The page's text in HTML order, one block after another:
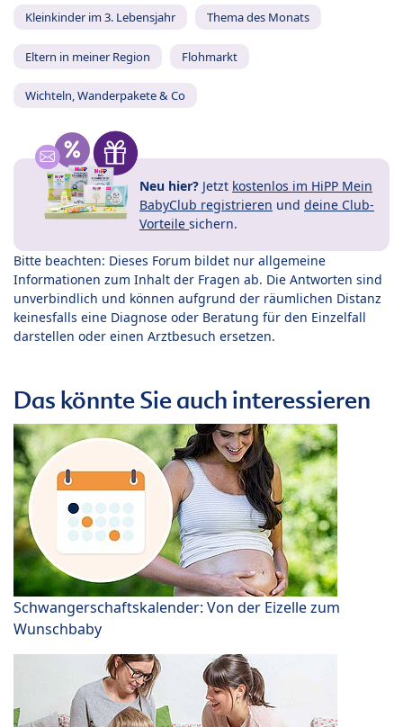
Kleinkinder im 3. Lebensjahr Thema des Monats
Eltern in meiner Region Flohmarkt
Wichteln, Wanderpakete & Co
Neu hier? Jetzt kostenlos im HiPP Mein
BabyClub registrieren und deine Club-
Vorteile sichern.
Bitte beachten: Dieses Forum bildet nur allgemeine
Informationen zum Inhalt der Fragen ab. Die Antworten sind
unverbindlich und können aufgrund der räumlichen Distanz
keinesfalls eine Diagnose oder Beratung für den Einzelfall
darstellen oder einen Arztbesuch ersetzen.
Das könnte Sie auch interessieren
Schwangerschaftskalender: Von der Eizelle zum
Wunschbaby